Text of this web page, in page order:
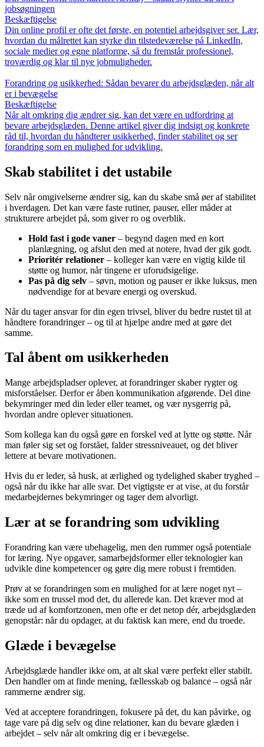
jobsøgningen
Beskæftigelse
Din online profil er ofte det første, en potentiel arbejdsgiver ser. Lær,
hvordan du målrettet kan styrke din tilstedeværelse på LinkedIn,
sociale medier og egne platforme, så du fremstår professionel,
troværdig og klar til nye jobmuligheder.
Forandring og usikkerhed: Sådan bevarer du arbejdsglæden, når alt
er i bevægelse
Beskæftigelse
Når alt omkring dig ændrer sig, kan det være en udfordring at
bevare arbejdsglæden. Denne artikel giver dig indsigt og konkrete
råd til, hvordan du håndterer usikkerhed, finder stabilitet og ser
forandring som en mulighed for udvikling.
Skab stabilitet i det ustabile
Selv når omgivelserne ændrer sig, kan du skabe små øer af stabilitet
i hverdagen. Det kan være faste rutiner, pauser, eller måder at
strukturere arbejdet på, som giver ro og overblik.
Hold fast i gode vaner – begynd dagen med en kort
planlægning, og afslut den med at notere, hvad der gik godt.
Prioritér relationer – kolleger kan være en vigtig kilde til
støtte og humor, når tingene er uforudsigelige.
Pas på dig selv – søvn, motion og pauser er ikke luksus, men
nødvendige for at bevare energi og overskud.
Når du tager ansvar for din egen trivsel, bliver du bedre rustet til at
håndtere forandringer – og til at hjælpe andre med at gøre det
samme.
Tal åbent om usikkerheden
Mange arbejdspladser oplever, at forandringer skaber rygter og
misforståelser. Derfor er åben kommunikation afgørende. Del dine
bekymringer med din leder eller teamet, og vær nysgerrig på,
hvordan andre oplever situationen.
Som kollega kan du også gøre en forskel ved at lytte og støtte. Når
man føler sig set og forstået, falder stressniveauet, og det bliver
lettere at bevare motivationen.
Hvis du er leder, så husk, at ærlighed og tydelighed skaber tryghed –
også når du ikke har alle svar. Det vigtigste er at vise, at du forstår
medarbejdernes bekymringer og tager dem alvorligt.
Lær at se forandring som udvikling
Forandring kan være ubehagelig, men den rummer også potentiale
for læring. Nye opgaver, samarbejdsformer eller teknologier kan
udvikle dine kompetencer og gøre dig mere robust i fremtiden.
Prøv at se forandringen som en mulighed for at lære noget nyt –
ikke som en trussel mod det, du allerede kan. Det kræver mod at
træde ud af komfortzonen, men ofte er det netop dér, arbejdsglæden
genopstår: når du opdager, at du faktisk kan mere, end du troede.
Glæde i bevægelse
Arbejdsglæde handler ikke om, at alt skal være perfekt eller stabilt.
Den handler om at finde mening, fællesskab og balance – også når
rammerne ændrer sig.
Ved at acceptere forandringen, fokusere på det, du kan påvirke, og
tage vare på dig selv og dine relationer, kan du bevare glæden i
arbejdet – selv når alt omkring dig er i bevægelse.